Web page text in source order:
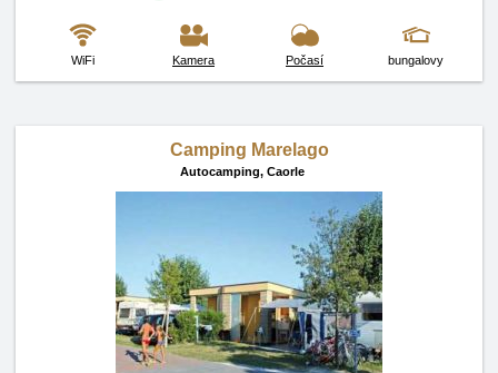
WiFi Kamera Počasí bungalovy
Camping Marelago
Autocamping, Caorle